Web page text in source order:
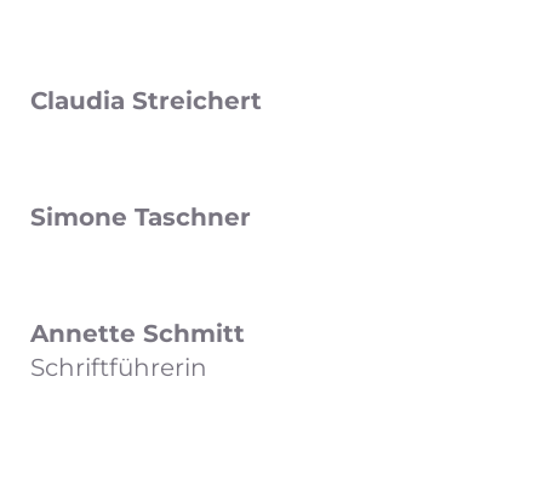
Claudia Streichert
Simone Taschner
Annette Schmitt
Schriftführerin